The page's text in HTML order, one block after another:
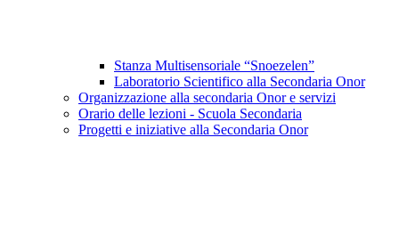
Stanza Multisensoriale “Snoezelen”
Laboratorio Scientifico alla Secondaria Onor
Organizzazione alla secondaria Onor e servizi
Orario delle lezioni - Scuola Secondaria
Progetti e iniziative alla Secondaria Onor